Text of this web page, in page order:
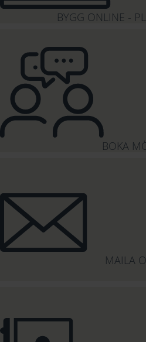
BYGG ONLINE -
BOKA
MAILA